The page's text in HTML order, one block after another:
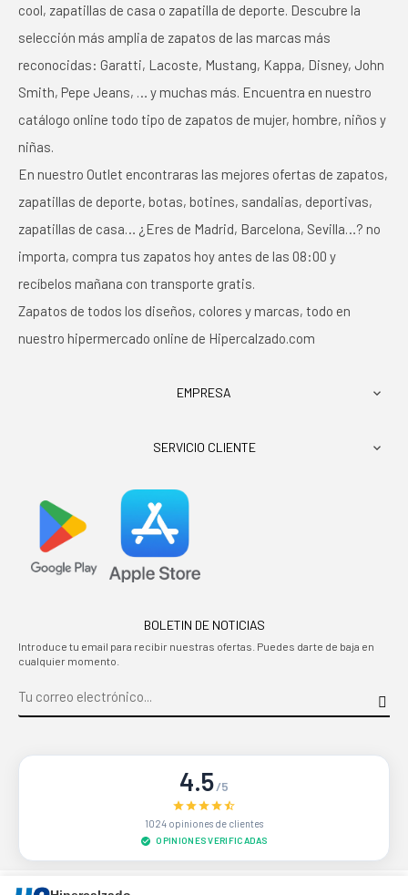
cool, zapatillas de casa o zapatilla de deporte. Descubre la
selección más amplia de zapatos de las marcas más
reconocidas: Garatti, Lacoste, Mustang, Kappa, Disney, John
Smith, Pepe Jeans, … y muchas más. Encuentra en nuestro
catálogo online todo tipo de zapatos de mujer, hombre, niños y
niñas.
En nuestro Outlet encontraras las mejores ofertas de zapatos,
zapatillas de deporte, botas, botines, sandalias, deportivas,
zapatillas de casa… ¿Eres de Madrid, Barcelona, Sevilla…? no
importa, compra tus zapatos hoy antes de las 08:00 y
recíbelos mañana con transporte gratis.
Zapatos de todos los diseños, colores y marcas, todo en
nuestro hipermercado online de Hipercalzado.com
EMPRESA 
SERVICIO CLIENTE 
BOLETIN DE NOTICIAS
Introduce tu email para recibir nuestras ofertas. Puedes darte de baja en
cualquier momento.
4.5/5
1024 opiniones de clientes
OPINIONES VERIFICADAS
Sitio protegido por reCAPTCHA.